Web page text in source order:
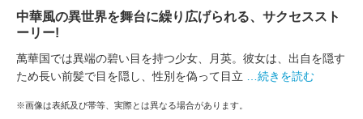
中華風の異世界を舞台に繰り広げられる、サクセススト
ーリー!
萬華国では異端の碧い目を持つ少女、月英。彼女は、出自を隠す
ため長い前髪で目を隠し、性別を偽って目立
…続きを読む
※画像は表紙及び帯等、実際とは異なる場合があります。